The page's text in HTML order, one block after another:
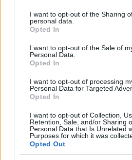
not limited to your visit or usage
grant or deny consent to Google and
use your data for below specified
consent section.
I want to opt-out of the Sharing
personal data.
Opted In
I want to opt-out of the Sale of
Personal Data.
Opted In
I want to opt-out of processing
Personal Data for Targeted
Opted In
I want to opt-out of Collection,
Retention, Sale, and/or Sharing
Personal Data that Is Unrelated
Purposes for which it was
Opted Out
F
a
ce
b
o
o
T
w
it
te
r
Pi
n
te
re
st
W
at
A
p
p
S
a
Articolo
Prossimo articolo
NOTIZIE RECENTI
Incendio nella notte a